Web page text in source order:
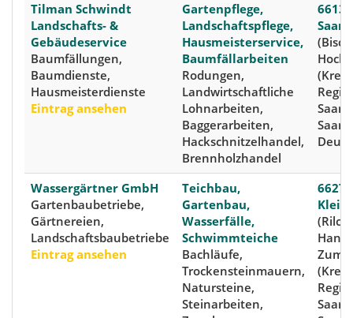
Tilman Schwindt
Landschafts- &
Gebäudeservice
Baumfällungen,
Baumdienste,
Hausmeisterdienste
Eintrag ansehen
Gartenpflege,
Landschaftspflege,
Hausmeisterservice,
Baumfällarbeiten
Rodungen,
Landwirtschaftliche
Lohnarbeiten,
Baggerarbeiten,
Hackschnitzelhandel,
Brennholzhandel
66132
(Kreis:
Wassergärtner GmbH
Gartenbaubetriebe,
Gärtnereien,
Landschaftsbaubetriebe
Eintrag ansehen
Teichbau,
Gartenbau,
Wasserfälle,
Schwimmteiche
Bachläufe,
Trockensteinmauern,
Natursteine,
Steinarbeiten,
66271
Zum
(Kreis: